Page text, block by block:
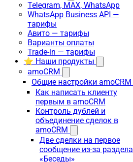
Telegram, MAX, WhatsApp
WhatsApp Business API —
тарифы
Авито — тарифы
Варианты оплаты
Trade-in — тарифы
⭐ Наши продукты
amoCRM
Общие настройки amoCRM
Как написать клиенту
первым в amoCRM
Контроль дублей и
объединение сделок в
amoCRM
Две сделки на первое
сообщение из-за раздела
«Беседы»